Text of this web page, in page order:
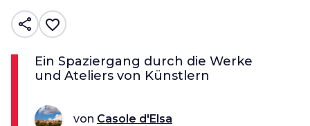
share favorite_border
Ein Spaziergang durch die Werke
und Ateliers von Künstlern
von Casole d'Elsa